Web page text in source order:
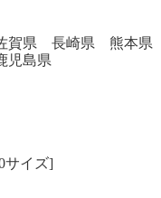
賀県 長崎県 熊本県
島県
サイズ]